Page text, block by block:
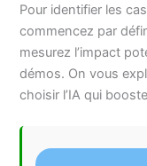
Pour identifier les
commencez par
mesurez l’impact
démos. On vous
choisir l’IA qui